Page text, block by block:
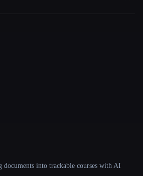
documents into trackable courses with AI